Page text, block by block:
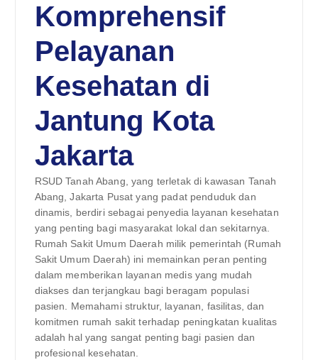
Komprehensif
Pelayanan
Kesehatan di
Jantung Kota
Jakarta
RSUD Tanah Abang, yang terletak di kawasan Tanah
Abang, Jakarta Pusat yang padat penduduk dan
dinamis, berdiri sebagai penyedia layanan kesehatan
yang penting bagi masyarakat lokal dan sekitarnya.
Rumah Sakit Umum Daerah milik pemerintah (Rumah
Sakit Umum Daerah) ini memainkan peran penting
dalam memberikan layanan medis yang mudah
diakses dan terjangkau bagi beragam populasi
pasien. Memahami struktur, layanan, fasilitas, dan
komitmen rumah sakit terhadap peningkatan kualitas
adalah hal yang sangat penting bagi pasien dan
profesional kesehatan.